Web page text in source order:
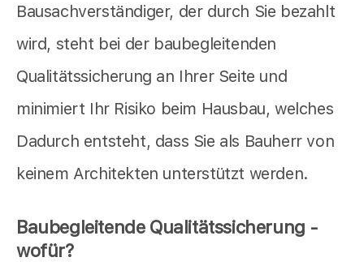
Bausachverständiger, der durch Sie bezahlt
wird, steht bei der baubegleitenden
Qualitätssicherung an Ihrer Seite und
minimiert Ihr Risiko beim Hausbau, welches
Dadurch entsteht, dass Sie als Bauherr von
keinem Architekten unterstützt werden.
Baubegleitende Qualitätssicherung -
wofür?